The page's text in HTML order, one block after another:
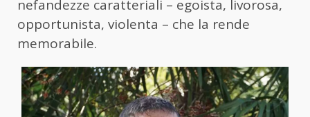
nefandezze caratteriali – egoista, livorosa,
opportunista, violenta – che la rende
memorabile.